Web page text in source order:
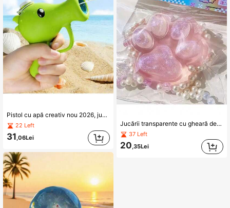
Pistol cu apă creativ nou 2026, jucărie cu apă în formă de Pea Shooter din pentru copii, esențial pentru joacă cu apă în exterior, piscină, plajă, curte și grădină, cadou mic pentru adunări de familie, petreceri de aniversare, Ziua Copiilor, Festivalul Dragon Boat, Ziua Națională, Crăciun, Anul Nou, Paște și Halloween, accesoriu pentru ieșiri părinte-copil, camping și bătălii cu apă, suvenir pentru activități de grădiniță, accesoriu pentru fotografii cu bebeluși, cadou mic de sărbătoare și aniversare pentru băieți și fete, jucărie pistol fals, pistol pentru glume, pistol realist, pistol de jucărie, pistol pentru adulți, pistol fals, pistol reversibil, jucărie cu apă pentru plajă de vară, mini lansator cu pulverizare de apă, cadou amuzant
22 Left
31 ,06Lei
Jucării transparente cu gheară de pisică, sclipici roz și albastru, jucării maleabile, pentru eliberarea stresului și anti-strivire, jucării tactile - cele mai bune cadouri pentru carnaval, Anul Nou, Cheese Nee Squishys, Doh Squishys, Cheese Squishies, joc educativ de puzzle pentru fete, absolvire
37 Left
20 ,35Lei